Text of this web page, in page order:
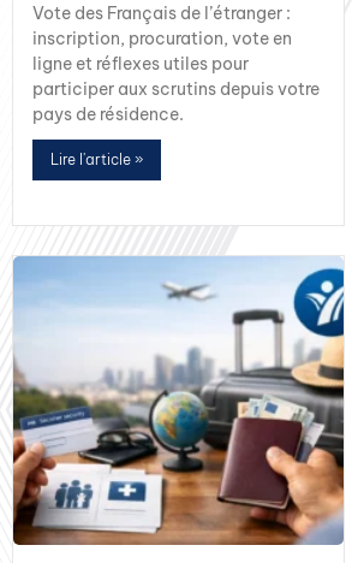
Vote des Français de l’étranger :
inscription, procuration, vote en
ligne et réflexes utiles pour
participer aux scrutins depuis votre
pays de résidence.
Lire l'article »